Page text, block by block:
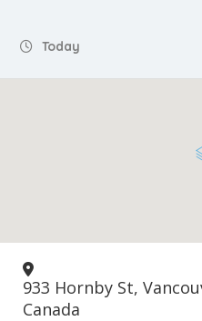
Today
933 Hornby St,
Canada